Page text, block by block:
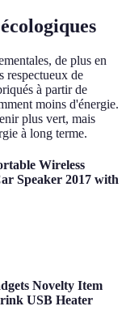
de plus en
respectueux de
à partir de
moins d'énergie.
plus vert, mais
à long terme.
Wireless
Speaker 2017 with
Novelty Item
USB Heater